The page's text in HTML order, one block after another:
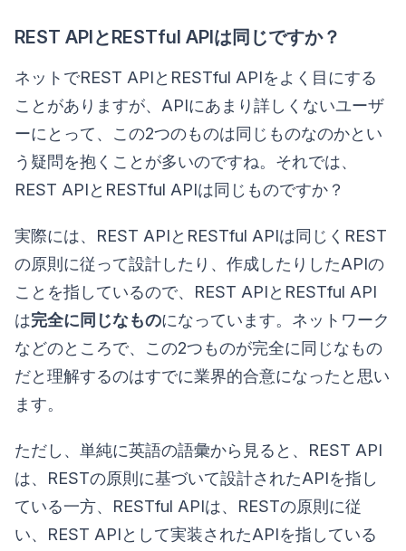
REST APIとRESTful APIは同じですか？
ネットでREST APIとRESTful APIをよく目にする
ことがありますが、APIにあまり詳しくないユーザ
ーにとって、この2つのものは同じものなのかとい
う疑問を抱くことが多いのですね。それでは、
REST APIとRESTful APIは同じものですか？
実際には、REST APIとRESTful APIは同じくREST
の原則に従って設計したり、作成したりしたAPIの
ことを指しているので、REST APIとRESTful API
は完全に同じなものになっています。ネットワーク
などのところで、この2つものが完全に同じなもの
だと理解するのはすでに業界的合意になったと思い
ます。
ただし、単純に英語の語彙から見ると、REST API
は、RESTの原則に基づいて設計されたAPIを指し
ている一方、RESTful APIは、RESTの原則に従
い、REST APIとして実装されたAPIを指している